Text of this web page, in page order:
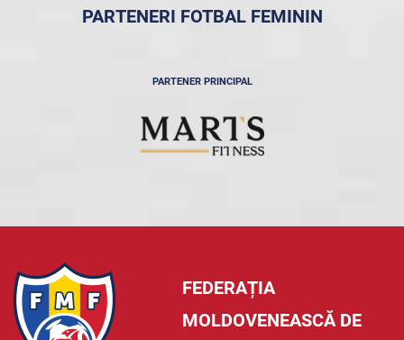
PARTENERI FOTBAL FEMININ
PARTENER PRINCIPAL
FEDERAȚIA
MOLDOVENEASCĂ DE